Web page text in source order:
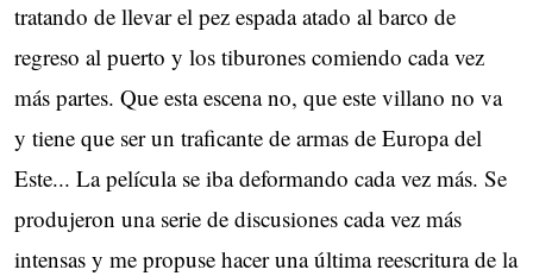
tratando de llevar el pez espada atado al barco de
regreso al puerto y los tiburones comiendo cada vez
más partes. Que esta escena no, que este villano no va
y tiene que ser un traficante de armas de Europa del
Este... La película se iba deformando cada vez más. Se
produjeron una serie de discusiones cada vez más
intensas y me propuse hacer una última reescritura de la